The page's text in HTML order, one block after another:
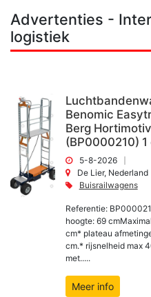
Advertenties -
logistiek
Benomic
Berg
(BP0000210)
5-8-2026
De Lier, Nederland
Buisrailwagens
Referentie:
hoogte: 69
cm* plateau
cm.* rijsnelheid max
met.....
Meer info